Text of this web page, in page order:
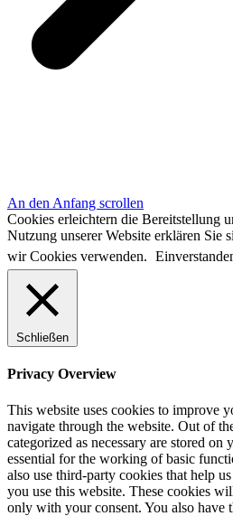
An den Anfang scrollen
Cookies erleichtern die Bereitstellung
Nutzung unserer Website erklären Sie
wir Cookies verwenden.
Schließen
Privacy Overview
This website uses cookies to improve
navigate through the website. Out of
categorized as necessary are stored on
essential for the working of basic
also use third-party cookies that help
you use this website. These cookies
only with your consent. You also have